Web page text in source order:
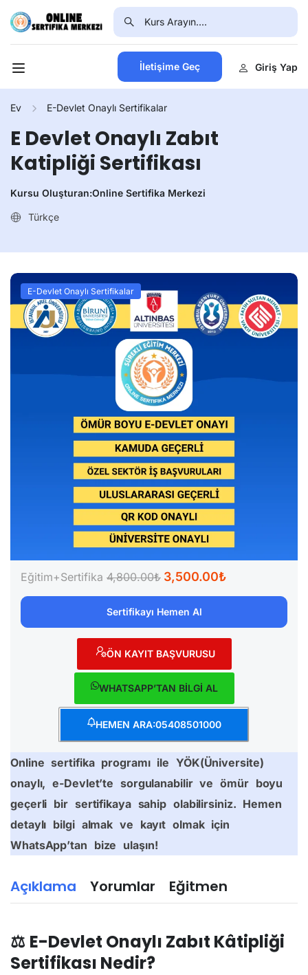
İletişime Geç Giriş Yap
Ev E-Devlet Onaylı Sertifikalar
E Devlet Onaylı Zabıt
Katipliği Sertifikası
Kursu Oluşturan:Online Sertifika Merkezi
Türkçe
Açıklama Yorumlar Eğitmen
⚖️ E-Devlet Onaylı Zabıt Kâtipliği
Sertifikası Nedir?
E-Devlet Onaylı Sertifikalar
Eğitim+Sertifika 4,800.00₺ 3,500.00₺
Sertifikayı Hemen Al
ÖN KAYIT BAŞVURUSU
WHATSAPP’TAN BİLGİ AL
HEMEN ARA:05408501000
Online sertifika programı ile YÖK(Üniversite)
onaylı, e-Devlet’te sorgulanabilir ve ömür boyu
geçerli bir sertifikaya sahip olabilirsiniz. Hemen
detaylı bilgi almak ve kayıt olmak için
WhatsApp’tan bize ulaşın!